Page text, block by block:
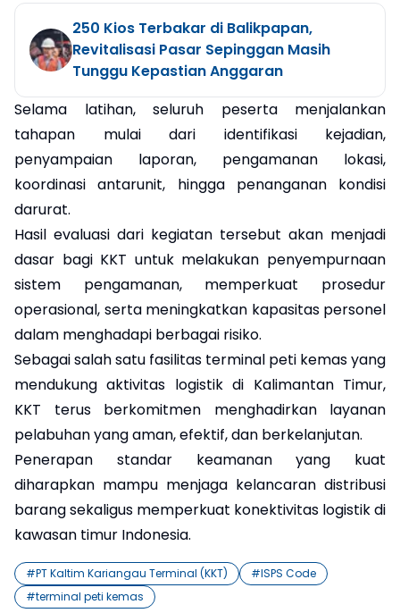
250 Kios Terbakar di Balikpapan,
Revitalisasi Pasar Sepinggan Masih
Tunggu Kepastian Anggaran
Selama latihan, seluruh peserta menjalankan
tahapan mulai dari identifikasi kejadian,
penyampaian laporan, pengamanan lokasi,
koordinasi antarunit, hingga penanganan kondisi
darurat.
Hasil evaluasi dari kegiatan tersebut akan menjadi
dasar bagi KKT untuk melakukan penyempurnaan
sistem pengamanan, memperkuat prosedur
operasional, serta meningkatkan kapasitas personel
dalam menghadapi berbagai risiko.
Sebagai salah satu fasilitas terminal peti kemas yang
mendukung aktivitas logistik di Kalimantan Timur,
KKT terus berkomitmen menghadirkan layanan
pelabuhan yang aman, efektif, dan berkelanjutan.
Penerapan standar keamanan yang kuat
diharapkan mampu menjaga kelancaran distribusi
barang sekaligus memperkuat konektivitas logistik di
kawasan timur Indonesia.
#PT Kaltim Kariangau Terminal (KKT) #ISPS Code
#terminal peti kemas